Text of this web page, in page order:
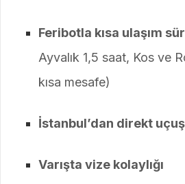
Feribotla kısa ulaşım
Ayvalık 1,5 saat, Kos ve
kısa mesafe)
İstanbul’dan direkt
Varışta vize kolaylığı